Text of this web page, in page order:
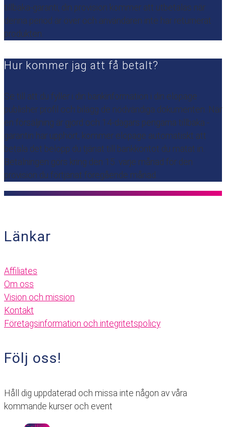
tillbaka-garanti, din provision kommer att utbetalas när
denna period är över och användaren inte har returnerat
produkten.
Hur kommer jag att få betalt?
Se till att du fyller i din bankinformation i din elopage
publisher profil och bilägg de nödvändiga dokumenten. När
en försäljning är gjord och 14-dagars pengarna tillbaka -
garantin har upphört, kommer elopage automatiskt att
betala det belopp du tjänat till bankkontot du matat in.
Betalningen görs kring den 15. varje månad för den
provision du förtjänat föregående månad.
Länkar
Affiliates
Om oss
Vision och mission
Kontakt
Företagsinformation och integritetspolicy
Följ oss!
Håll dig uppdaterad och missa inte någon av våra
kommande kurser och event